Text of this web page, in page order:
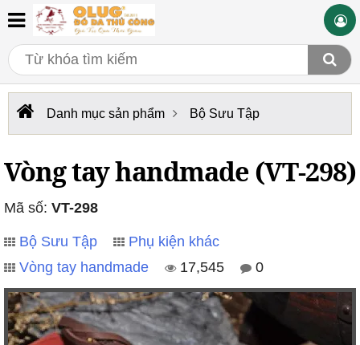
Danh mục sản phẩm Bộ Sưu Tập
Vòng tay handmade (VT-298)
Mã số: VT-298
Bộ Sưu Tập
Phụ kiện khác
Vòng tay handmade
17,545 0